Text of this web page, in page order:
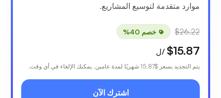
موارد متقدمة لتوسيع المشاريع.
$26.22 خصم 40%
$15.87 /ل
يتم التجديد بسعر $15.87 شهريًا لمدة عامين. يمكنك الإلغاء في أي وقت.
اشترك الآن